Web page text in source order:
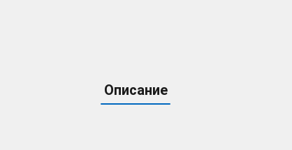
Описание